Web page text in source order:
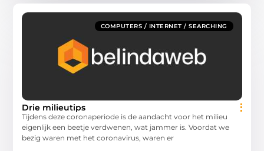
COMPUTERS / INTERNET / SEARCHING
Drie milieutips
Tijdens deze coronaperiode is de aandacht voor het milieu
eigenlijk een beetje verdwenen, wat jammer is. Voordat we
bezig waren met het coronavirus, waren er